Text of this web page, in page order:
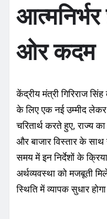
ओर कदम
केंद्रीय मंत्री गिरिराज
के लिए एक नई उम्मीद
चरितार्थ करते हुए, राज्य
और बाजार विस्तार के
समय में इन निर्देशों के
अर्थव्यवस्था को मजबूती
स्थिति में व्यापक सुधार